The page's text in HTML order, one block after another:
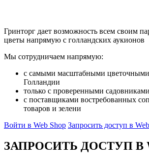
Гринторг дает возможность всем своим
цветы напрямую с голландских аукионов
Мы сотрудничаем напрямую:
с самыми масштабными
Голландии
только с проверенными садовниками
с поставщиками востребованных
товаров и зелени
Войти в Web Shop Запросить доступ в
ЗАПРОСИТЬ ДОСТУП В